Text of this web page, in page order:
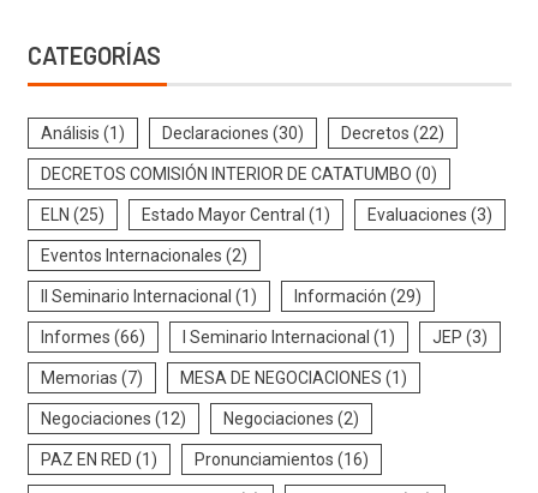
CATEGORÍAS
Análisis (1) Declaraciones (30) Decretos (22)
DECRETOS COMISIÓN INTERIOR DE CATATUMBO (0)
ELN (25) Estado Mayor Central (1) Evaluaciones (3)
Eventos Internacionales (2)
II Seminario Internacional (1) Información (29)
Informes (66) I Seminario Internacional (1) JEP (3)
Memorias (7) MESA DE NEGOCIACIONES (1)
Negociaciones (12) Negociaciones (2)
PAZ EN RED (1) Pronunciamientos (16)